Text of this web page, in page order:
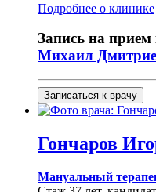
Подробнее о клинике
Запись на
Михаил
Записаться к врачу
Гончаров
Мануальный